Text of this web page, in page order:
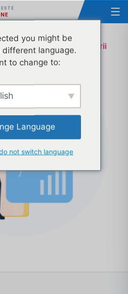
Educatiei și Cercetării
& Administrativ – Transa 4
you might be
different language.
to change to:
Language
not switch language